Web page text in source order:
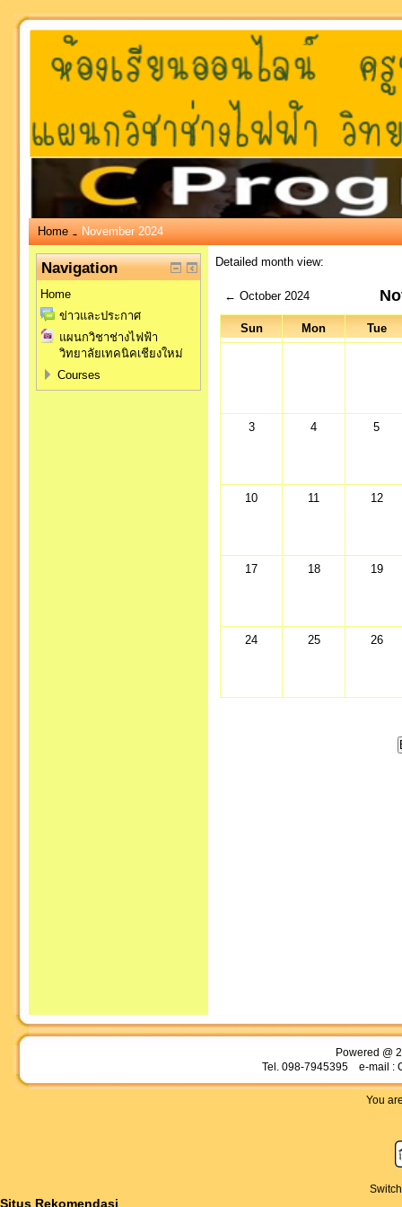
Home → November 2024
Detailed month view:
← October 2024
Sun Mon Tue
3 4 5
10 11 12
17 18 19
24 25 26
Navigation
Home
ข่าวและประกาศ
แผนกวิชาช่างไฟฟ้า
วิทยาลัยเทคนิคเชียงใหม่
Courses
Powered @
Tel. 098-7945395 e-mail :
You
Situs Rekomendasi